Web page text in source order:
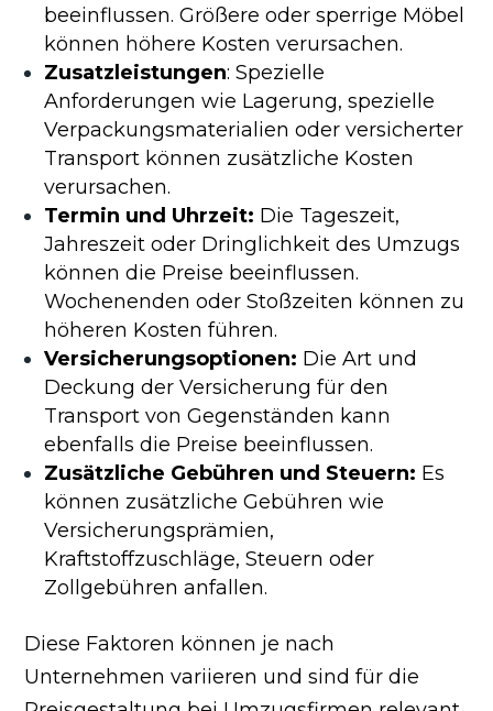
beeinflussen. Größere oder sperrige Möbel
können höhere Kosten verursachen.
Zusatzleistungen: Spezielle
Anforderungen wie Lagerung, spezielle
Verpackungsmaterialien oder versicherter
Transport können zusätzliche Kosten
verursachen.
Termin und Uhrzeit: Die Tageszeit,
Jahreszeit oder Dringlichkeit des Umzugs
können die Preise beeinflussen.
Wochenenden oder Stoßzeiten können zu
höheren Kosten führen.
Versicherungsoptionen: Die Art und
Deckung der Versicherung für den
Transport von Gegenständen kann
ebenfalls die Preise beeinflussen.
Zusätzliche Gebühren und Steuern: Es
können zusätzliche Gebühren wie
Versicherungsprämien,
Kraftstoffzuschläge, Steuern oder
Zollgebühren anfallen.
Diese Faktoren können je nach
Unternehmen variieren und sind für die